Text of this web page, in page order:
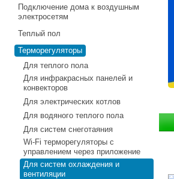
Подключение дома к воздушным
электросетям
Теплый пол
Терморегуляторы
Для теплого пола
Для инфракрасных панелей и
конвекторов
Для электрических котлов
Для водяного теплого пола
Для систем снеготаяния
Wi-Fi терморегуляторы с
управлением через приложение
Для систем охлаждения и
вентиляции